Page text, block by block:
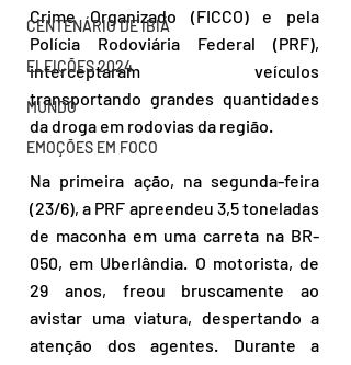
CENTENÁRIO DE IBIÁ
ELEIÇÕES 2024
MUNDO
EMOÇÕES EM FOCO
Crime Organizado (FICCO) e pela
Polícia Rodoviária Federal (PRF),
interceptaram veículos
transportando grandes quantidades
da droga em rodovias da região.
Na primeira ação, na segunda-feira
(23/6), a PRF apreendeu 3,5 toneladas
de maconha em uma carreta na BR-
050, em Uberlândia. O motorista, de
29 anos, freou bruscamente ao
avistar uma viatura, despertando a
atenção dos agentes. Durante a